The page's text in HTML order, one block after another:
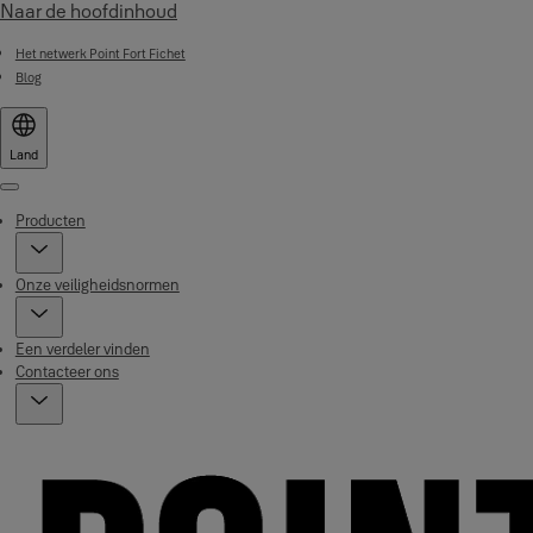
Naar de hoofdinhoud
Het netwerk Point Fort Fichet
Blog
Land
Menu
Producten
Onze veiligheidsnormen
Een verdeler vinden
Contacteer ons